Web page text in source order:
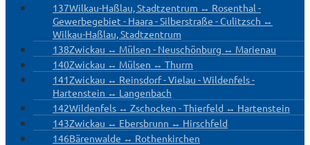
137Wilkau-Haßlau, Stadtzentrum ↔ Rosenthal -
Gewerbegebiet - Haara - Silberstraße - Culitzsch ↔
Wilkau-Haßlau, Stadtzentrum
138Zwickau ↔ Mülsen - Neuschönburg ↔ Marienau
140Zwickau ↔ Mülsen ↔ Thurm
141Zwickau ↔ Reinsdorf - Vielau - Wildenfels -
Hartenstein ↔ Langenbach
142Wildenfels ↔ Zschocken - Thierfeld ↔ Hartenstein
143Zwickau ↔ Ebersbrunn ↔ Hirschfeld
146Bärenwalde ↔ Rothenkirchen